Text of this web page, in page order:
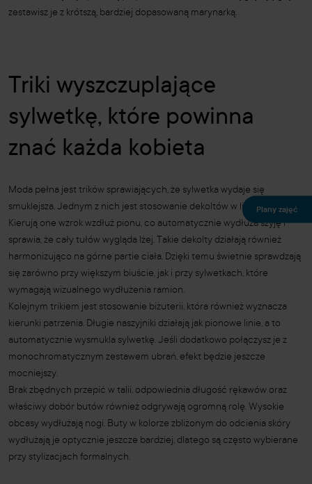
zestawisz je z krótszą, bardziej dopasowaną marynarką.
Triki wyszczuplające
sylwetkę, które powinna
znać każda kobieta
Moda pełna jest trików sprawiających, że sylwetka wydaje się
smuklejsza. Jednym z nich jest stosowanie dekoltów w literę „V”.
Kierują one wzrok wzdłuż pionu, co automatycznie wydłuża szyję i
sprawia, że cały tułów wygląda lżej. Takie dekolty działają również
harmonizująco na górne partie ciała. Dzięki temu świetnie sprawdzają
się zarówno przy większym biuście, jak i przy sylwetkach, które
wymagają wizualnego wydłużenia ramion.
Kolejnym trikiem jest stosowanie biżuterii, która również wyznacza
kierunki patrzenia. Długie naszyjniki działają jak pionowe linie, a to
automatycznie wysmukla sylwetkę. Jeśli dodatkowo połączysz je z
monochromatycznym zestawem ubrań, efekt będzie jeszcze
mocniejszy.
Brak zbędnych przepić w talii, odpowiednia długość rękawów oraz
właściwy dobór butów również odgrywają ogromną rolę. Wysokie
obcasy wydłużają nogi. Buty w kolorze zbliżonym do odcienia skóry
wydłużają je optycznie jeszcze bardziej, dlatego są często wybierane
przy stylizacjach formalnych.
Plany zajęć